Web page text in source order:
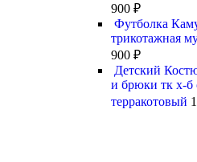
900 ₽
Футболка
трикотажная
900 ₽
Детский
и брюки тк х-б
терракотовый